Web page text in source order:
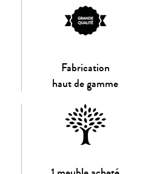
Fabrication
haut de gamme